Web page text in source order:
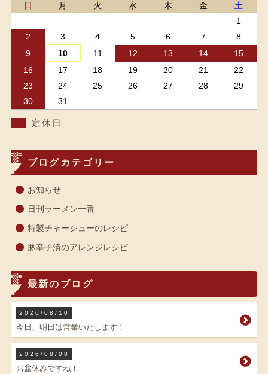
日
月 火 水 木 金
土
1
2
3 4 5 6 7
8
9
10 11 12 13 14
15
16
17 18 19 20 21
22
23
24 25 26 27 28
29
30
31
定休日
ブログカテゴリー
お知らせ
日刊ラーメン一番
特製チャーシューのレシピ
豚辛子漬のアレンジレシピ
最新のブログ
2026/08/10
今日、明日は営業いたします！
2026/08/08
お盆休みですね！